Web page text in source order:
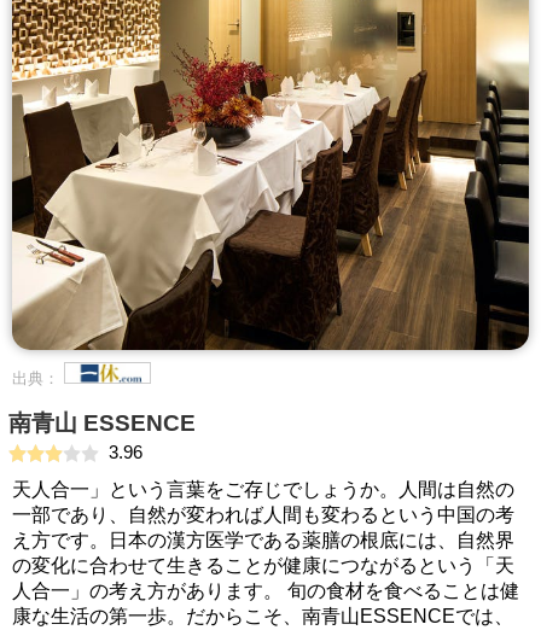
出典：
南青山 ESSENCE
3.96
天人合一」という言葉をご存じでしょうか。人間は自然の
一部であり、自然が変われば人間も変わるという中国の考
え方です。日本の漢方医学である薬膳の根底には、自然界
の変化に合わせて生きることが健康につながるという「天
人合一」の考え方があります。 旬の食材を食べることは健
康な生活の第一歩。だからこそ、南青山ESSENCEでは、